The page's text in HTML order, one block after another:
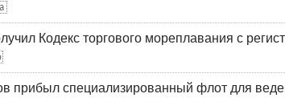
Кодекс торгового мореплавания с
прибыл специализированный флот для